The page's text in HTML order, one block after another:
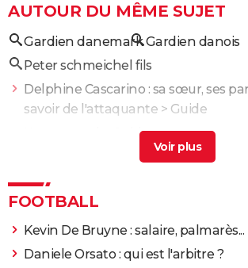
AUTOUR DU MÊME SUJET
Gardien danemark Gardien danois
Peter schmeichel fils
Delphine Cascarino : sa sœur, ses
savoir de l'attaquante > Guide
> Guide
FOOTBALL
Kevin De Bruyne : salaire, palmarès...
Daniele Orsato : qui est l'arbitre ?